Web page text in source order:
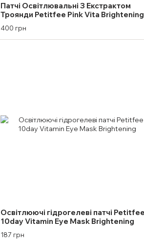
Патчі Освітлювальні З Екстрактом
Троянди Petitfee Pink Vita Brightening
Eye Mask
400 грн
Освітлюючі гідрогелеві патчі Petitfee
10day Vitamin Eye Mask Brightening
187 грн